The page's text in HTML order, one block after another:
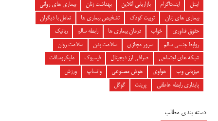
اینتل
اینستاگرام بازاریابی آنلاین بهداشت زنان
بیماری های روانی
بیماری های زنان
تربیت کودک تشخیص بیماری ها
تعامل با دیگران
حقوق فناوری
خواب درمان بیماری ها رابطه سالم
رباتیک
روابط جنسی سالم
سرور مجازی سلامت بدن
سلامت روان
شبکه های اجتماعی
صرافی ارز دیجیتال فیسبوک
مایکروسافت
میزبانی وب
هواوی هوش مصنوعی واتساپ
ورزش
پایداری رابطه عاطفی
پرینت گوگل
دسته بندی مطالب